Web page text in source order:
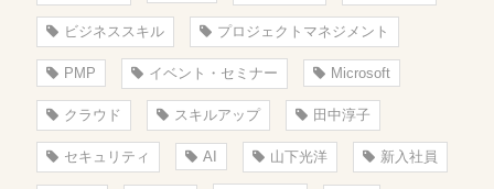
ビジネススキル プロジェクトマネジメント
PMP イベント・セミナー Microsoft
クラウド スキルアップ 田中淳子
セキュリティ AI 山下光洋 新入社員